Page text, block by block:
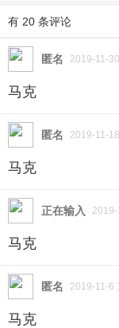
午，丫鬟去敲门
里情形立马尖叫
个字也不肯透露
肤发青长满蛇鳞
花柳巷里死了
的阴影里。
“这位娘子，贫
中邪之兆……”大
灵符，“驱邪镇妖
有 20 条评论
匿名 2019-11-
马克
匿名 2019-11-
马克
正在输入
马克
匿名 2019-11-6
马克